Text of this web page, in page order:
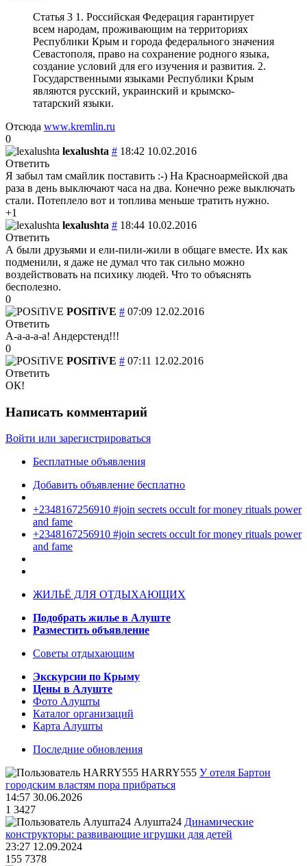
Статья 3 1. Российская Федерация гарантирует
всем народам, проживающим на территориях
Республики Крым и города федерального значения
Севастополя, право на сохранение родного языка,
создание условий для его изучения и развития. 2.
Государственными языками Республики Крым
являются русский, украинский и крымско-
татарский языки.
Отсюда www.kremlin.ru
0
lexalushta # 18:42 10.02.2016
Ответить
Я забыл там смайлик поставить :-) На Красноармейской два
раза в день выключают часа на два. Конечно реже выключать
стали. Потеплело вот и топлива меньше тратить нужно.
+1
lexalushta # 18:44 10.02.2016
Ответить
А были друзьями и ели-пили-жили в общаге вместе. Их как
подменили, я даже не думал что так сильно можно
воздействовать на психику людей. Что то объяснять
бесполезно.
0
POSiTiVE # 07:09 12.02.2016
Ответить
А-а-а-а-а! Андерстенд!!!
0
POSiTiVE # 07:11 12.02.2016
Ответить
ОК!
Написать комментарий
Войти или зарегистрироваться
Бесплатные объявления
Добавить объявление бесплатно
+2348167256910 #join secrets occult for money rituals power
and fame
+2348167256910 #join secrets occult for money rituals power
and fame
ЖИЛЬЁ ДЛЯ ОТДЫХАЮЩИХ
Подобрать жилье в Алуште
Разместить объявление
Советы отдыхающим
Экскурсии по Крыму
Цены в Алуште
Фото Алушты
Каталог организаций
Карта Алушты
Последние обновления
HARRY555 У отеля Бартон
городским властям пора прибраться
14:57 30.06.2026
1 3427
Алушта24 Динамические
конструкторы: развивающие игрушки для детей
23:27 12.09.2024
155 7378